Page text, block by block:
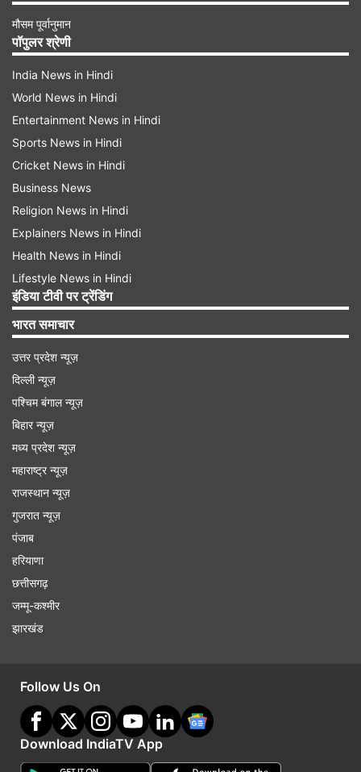
मौसम पूर्वानुमान
पॉपुलर श्रेणी
India News in Hindi
World News in Hindi
Entertainment News in Hindi
Sports News in Hindi
Cricket News in Hindi
Business News
Religion News in Hindi
Explainers News in Hindi
Health News in Hindi
Lifestyle News in Hindi
इंडिया टीवी पर ट्रेंडिंग
भारत समाचार
उत्तर प्रदेश न्यूज़
दिल्ली न्यूज़
पश्चिम बंगाल न्यूज़
बिहार न्यूज़
मध्य प्रदेश न्यूज़
महाराष्ट्र न्यूज़
राजस्थान न्यूज़
गुजरात न्यूज़
पंजाब
हरियाणा
छत्तीसगढ़
जम्मू-कश्मीर
झारखंड
Follow Us On
Download IndiaTV App